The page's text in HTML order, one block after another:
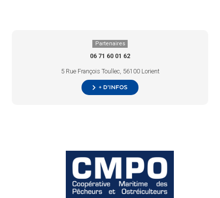
Partenaires
06 71 60 01 62
5 Rue François Toullec, 56100 Lorient
+ d’infos